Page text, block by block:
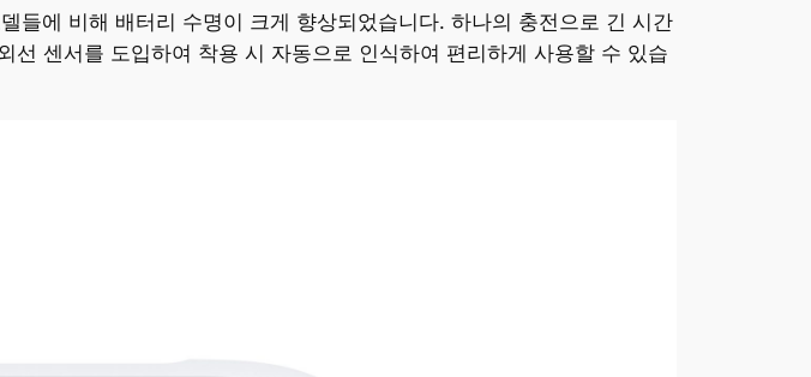
에 비해 배터리 수명이 크게 향상되었습니다. 하나의 충전으로 긴 시간
센서를 도입하여 착용 시 자동으로 인식하여 편리하게 사용할 수 있습